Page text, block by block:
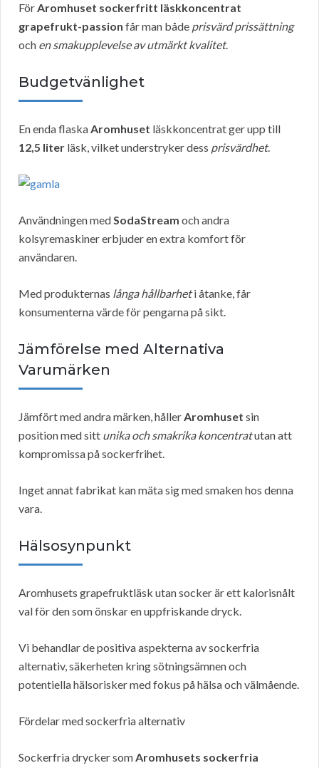
FörAromhuset sockerfritt läskkoncentrat
grapefrukt-passion får man både prisvärd prissättning
och en smakupplevelse av utmärkt kvalitet.
Budgetvänlighet
En enda flaskaAromhuset läskkoncentrat ger upp till
12,5 liter läsk, vilket understryker dess prisvärdhet.
Användningen medSodaStream och andra
kolsyremaskiner erbjuder en extra komfort för
användaren.
Med produkternas långa hållbarheti åtanke, får
konsumenterna värde för pengarna på sikt.
Jämförelse med Alternativa
Varumärken
Jämfört med andra märken, hållerAromhuset sin
position med sitt unika och smakrika koncentratutan att
kompromissa på sockerfrihet.
Inget annat fabrikat kan mäta sig med smaken hos denna
vara.
Hälsosynpunkt
Aromhusets grapefruktläsk utan socker är ett kalorisnålt
val för den som önskar en uppfriskande dryck.
Vi behandlar de positiva aspekterna av sockerfria
alternativ, säkerheten kring sötningsämnen och
potentiella hälsorisker med fokus på hälsa och välmående.
Fördelar med sockerfria alternativ
Sockerfria drycker somAromhusets sockerfria